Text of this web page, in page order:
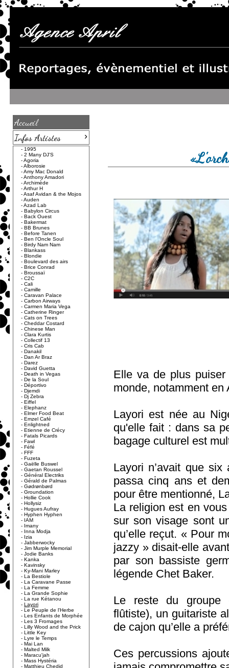
Accueil
Infos Artistes
›
- 1995
- 2 Many DJ'S
-Agoria
-Alborosie
-Amy Mac Donald
-Anthony Amadori
-Archimède
-Arthur H
-Asaf Avidan & the Mojos
-Auden
-Azad Lab
- Babylon Circus
- Back Ouest
- Bakermat
- BB Brunes
- Before Tanen
- Ben l'Oncle Soul
- Birdy Nam Nam
- Blankass
- Blondie
- Boulevard des airs
- Brice Conrad
- Broussaï
- C2C
- Cali
- Camille
- Caravan Palace
- Carbon Airways
- Carmen Maria Vega
- Catherine Ringer
- Cats on Trees
- Cheddar Costard
- Chinese Man
- Clara Kurtis
- Collectif 13
- Cris Cab
- Danakil
- Dan Ar Braz
- Darez
- David Guetta
- Death in Vegas
- De la Soul
- Déportivo
- Djemdi
- Dj Zebra
- Eiffel
- Elephanz
- Elmer Food Beat
- Emzel Café
- Enlightned
- Etienne de Crécy
- Fatals Picards
- Fawl
- Féfé
- FFF
- Fuzeta
- Gaëlle Buswel
- Gaetan Roussel
- Général Electriks
- Gérald de Palmas
- Gødrønbørd
- Groundation
- Hollie Cook
- Hollysiz
- Hugues Aufray
- Hyphen Hyphen
- IAM
- Imany
- Inna Modja
- Izia
- Jabberwocky
- Jim Murple Memorial
- Jodie Banks
- Kanka
- Kavinsky
- Ky-Mani Marley
- La Bestiole
- La Caravane Passe
- La Femme
- La Grande Sophie
- La rue Kétanou
- Layori
- Le Peuple de l'Herbe
- Les Enfants de Morphée
- Les 3 Fromages
- Lilly Wood and the Prick
- Little Key
- Lyre le Temps
- Mai Lan
- Malted Milk
- Maracu'jah
- Mass Hystéria
- Matthieu Chedid
Elle va de plus puiser
monde, notamment
Layori est née au
qu'elle fait : dans sa
bagage culturel est
Layori n’avait que
passa cinq ans et
pour être mentionné,
La religion est en
sur son visage sont
qu’elle reçut. « Pour
jazzy » disait-elle
par son bassiste
légende Chet Baker.
Le reste du groupe
flûtiste), un guitariste
de cajon qu’elle a
Ces percussions